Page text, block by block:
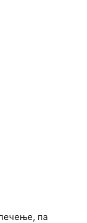
печење, па